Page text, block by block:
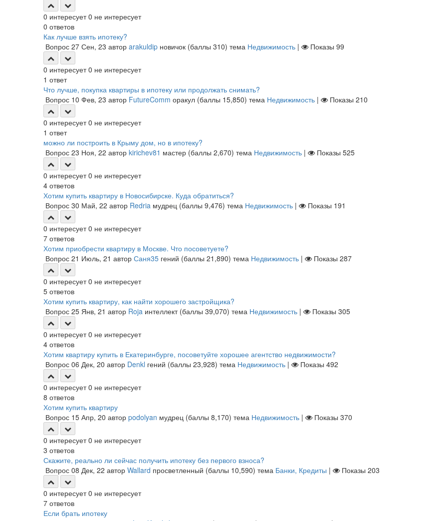
0 интересует 0 не интересует
0 ответов
Как лучше взять ипотеку?
Вопрос 27 Сен, 23 автор arakuldip новичок (баллы 310) тема Недвижимость | Показы 99
0 интересует 0 не интересует
1 ответ
Что лучше, покупка квартиры в ипотеку или продолжать снимать?
Вопрос 10 Фев, 23 автор FutureComm оракул (баллы 15,850) тема Недвижимость | Показы 210
0 интересует 0 не интересует
1 ответ
можно ли построить в Крыму дом, но в ипотеку?
Вопрос 23 Ноя, 22 автор kirichev81 мастер (баллы 2,670) тема Недвижимость | Показы 525
0 интересует 0 не интересует
4 ответов
Хотим купить квартиру в Новосибирске. Куда обратиться?
Вопрос 30 Май, 22 автор Redria мудрец (баллы 9,476) тема Недвижимость | Показы 191
0 интересует 0 не интересует
7 ответов
Хотим приобрести квартиру в Москве. Что посоветуете?
Вопрос 21 Июль, 21 автор Саня35 гений (баллы 21,890) тема Недвижимость | Показы 287
0 интересует 0 не интересует
5 ответов
Хотим купить квартиру, как найти хорошего застройщика?
Вопрос 25 Янв, 21 автор Roja интеллект (баллы 39,070) тема Недвижимость | Показы 305
0 интересует 0 не интересует
4 ответов
Хотим квартиру купить в Екатеринбурге, посоветуйте хорошее агентство недвижимости?
Вопрос 06 Дек, 20 автор Denkl гений (баллы 23,928) тема Недвижимость | Показы 492
0 интересует 0 не интересует
8 ответов
Хотим купить квартиру
Вопрос 15 Апр, 20 автор podolyan мудрец (баллы 8,170) тема Недвижимость | Показы 370
0 интересует 0 не интересует
3 ответов
Скажите, реально ли сейчас получить ипотеку без первого взноса?
Вопрос 08 Дек, 22 автор Wallard просветленный (баллы 10,590) тема Банки, Кредиты | Показы 203
0 интересует 0 не интересует
7 ответов
Если брать ипотеку